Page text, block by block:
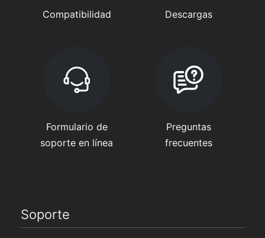
Compatibilidad Descargas
Formulario de
soporte en línea
Preguntas
frecuentes
Soporte